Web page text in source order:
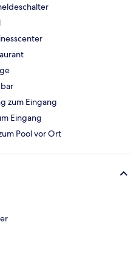
zum Eingang
Eingang
Pool vor Ort